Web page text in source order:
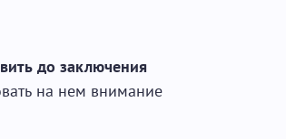
до заключения
на нем внимание